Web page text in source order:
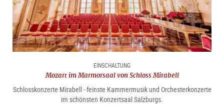
EINSCHALTUNG
Mozart im Marmorsaal von Schloss Mirabell
Schlosskonzerte Mirabell - feinste Kammermusik und Orchesterkonzerte
im schönsten Konzertsaal Salzburgs.